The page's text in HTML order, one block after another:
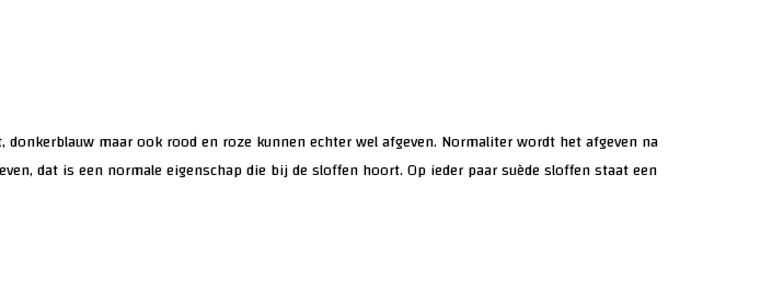
maar ook rood en roze kunnen echter wel afgeven. Normaliter wordt het afgeven na
dat is een normale eigenschap die bij de sloffen hoort. Op ieder paar suède sloffen staat een